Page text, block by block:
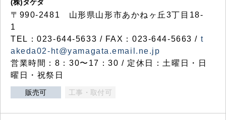
(株)タケダ
〒990-2481 山形県山形市あかねヶ丘3丁目18-
1
TEL：023-644-5633 / FAX：023-644-5663 / t
akeda02-ht@yamagata.email.ne.jp
営業時間：8：30〜17：30 / 定休日：土曜日・日
曜日・祝祭日
販売可 工事・取付可